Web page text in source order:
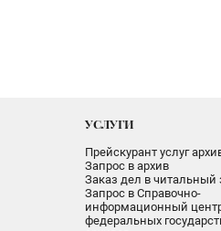
УСЛУГИ
Прейскурант услуг
Запрос в архив
Заказ дел в читальный
Запрос в Справочно-
информационный
федеральных